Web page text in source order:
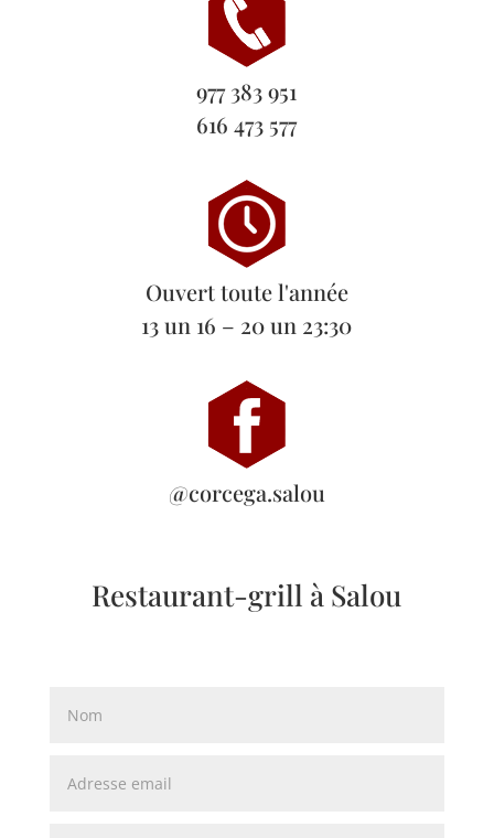
977 383 951
616 473 577
Ouvert toute l'année
13 un 16 – 20 un 23:30
@corcega.salou
Restaurant-grill à Salou